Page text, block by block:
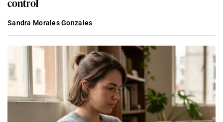
Sandra Morales Gonzales